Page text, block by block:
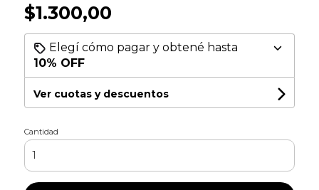
$1.300,00
Elegí cómo pagar y obtené hasta
10% OFF
Ver cuotas y descuentos
Cantidad